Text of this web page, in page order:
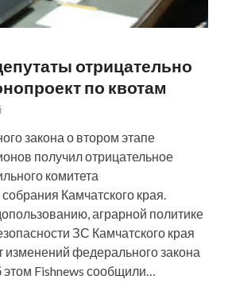
отрицательно
по квотам
закона о втором этапе
получил отрицательное
комитета
Камчатского края.
аграрной политике
ЗС Камчатского края
изменений федерального закона
Fishnews сообщили…